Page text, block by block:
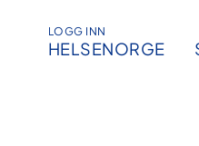
LOGG INN
HELSENORGE